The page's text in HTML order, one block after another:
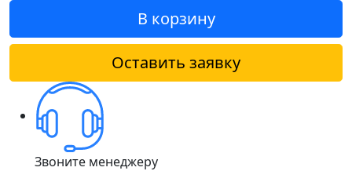
В корзину
Оставить заявку
Звоните менеджеру